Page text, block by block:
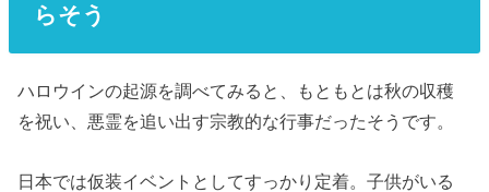
らそう
ハロウインの起源を調べてみると、もともとは秋の収穫
を祝い、悪霊を追い出す宗教的な行事だったそうです。
日本では仮装イベントとしてすっかり定着。子供がいる